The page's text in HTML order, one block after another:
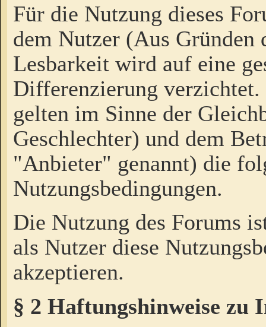
Für die Nutzung dieses
dem Nutzer (Aus Gründen
Lesbarkeit wird auf eine
Differenzierung
gelten im Sinne der
Geschlechter) und dem
"Anbieter" genannt) die
Nutzungsbedingungen.
Die Nutzung des Forums
als Nutzer diese
akzeptieren.
§ 2 Haftungshinweise zu